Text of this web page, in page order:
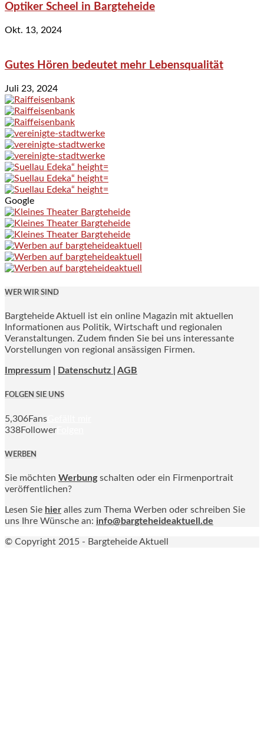
Optiker Scheel in Bargteheide
Okt. 13, 2024
Gutes Hören bedeutet mehr Lebensqualität
Juli 23, 2024
Google
WER WIR SIND
Bargteheide Aktuell ist ein online Magazin mit aktuellen
Informationen aus Politik, Wirtschaft und regionalen
Veranstaltungen. Zudem finden Sie bei uns interessante
Vorstellungen von regional ansässigen Firmen.
Impressum Datenschutz | AGB
FOLGEN SIE UNS
5,306Fans
338Follower
WERBEN
Sie möchten Werbung schalten oder ein Firmenportrait
veröffentlichen?
Lesen Sie hier alles zum Thema Werben oder schreiben Sie
uns Ihre Wünsche an: info@bargteheideaktuell.de
© Copyright 2015 - Bargteheide Aktuell